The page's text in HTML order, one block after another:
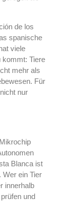
de los
spanische
viele
kommt: Tiere
mehr als
Für
nur
Blanca ist
Wer ein Tier
innerhalb
und